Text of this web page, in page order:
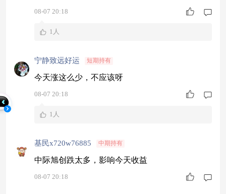
08-07 20:18
1人
宁静致远好运 短期持有
今天涨这么少，不应该呀
08-07 20:18
1人
基民x720w76885 中期持有
中际旭创跌太多，影响今天收益
08-07 20:18